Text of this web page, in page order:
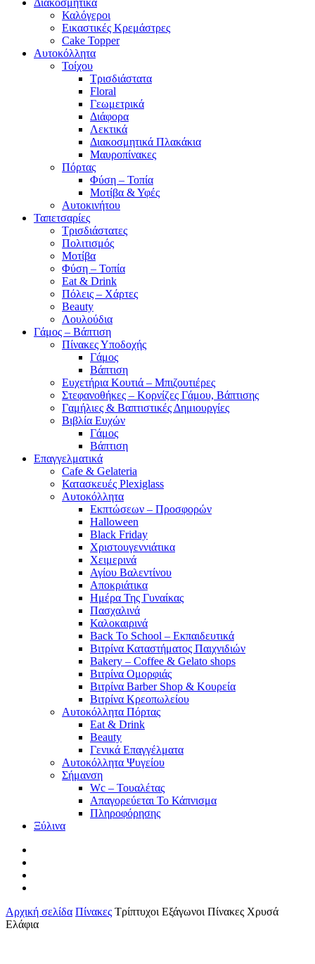
Διακοσμητικά
Καλόγεροι
Εικαστικές Κρεμάστρες
Cake Topper
Αυτοκόλλητα
Τοίχου
Τρισδιάστατα
Floral
Γεωμετρικά
Διάφορα
Λεκτικά
Διακοσμητικά Πλακάκια
Μαυροπίνακες
Πόρτας
Φύση – Τοπία
Μοτίβα & Υφές
Αυτοκινήτου
Ταπετσαρίες
Τρισδιάστατες
Πολιτισμός
Μοτίβα
Φύση – Τοπία
Eat & Drink
Πόλεις – Χάρτες
Beauty
Λουλούδια
Γάμος – Βάπτιση
Πίνακες Υποδοχής
Γάμος
Βάπτιση
Ευχετήρια Κουτιά – Μπιζουτιέρες
Στεφανοθήκες – Κορνίζες Γάμου, Βάπτισης
Γαμήλιες & Βαπτιστικές Δημιουργίες
Βιβλία Ευχών
Γάμος
Βάπτιση
Επαγγελματικά
Cafe & Gelateria
Κατασκευές Plexiglass
Αυτοκόλλητα
Εκπτώσεων – Προσφορών
Halloween
Black Friday
Χριστουγεννιάτικα
Χειμερινά
Αγίου Βαλεντίνου
Αποκριάτικα
Ημέρα Της Γυναίκας
Πασχαλινά
Καλοκαιρινά
Back To School – Εκπαιδευτικά
Βιτρίνα Καταστήματος Παιχνιδιών
Bakery – Coffee & Gelato shops
Βιτρίνα Ομορφιάς
Βιτρίνα Barber Shop & Κουρεία
Βιτρίνα Κρεοπωλείου
Αυτοκόλλητα Πόρτας
Eat & Drink
Beauty
Γενικά Επαγγέλματα
Αυτοκόλλητα Ψυγείου
Σήμανση
Wc – Τουαλέτας
Απαγορεύεται Το Κάπνισμα
Πληροφόρησης
Ξύλινα
Αρχική σελίδα Πίνακες Τρίπτυχοι Εξάγωνοι Πίνακες Χρυσά
Ελάφια